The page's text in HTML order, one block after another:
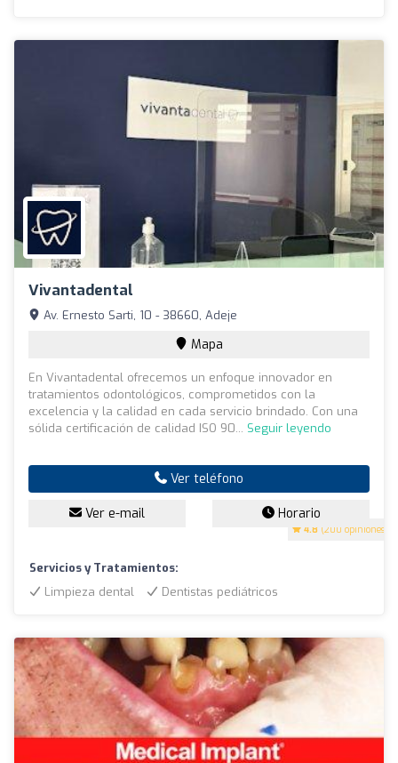
Vivantadental
4.8 (200 opiniones)
Av. Ernesto Sarti, 10 - 38660, Adeje
Mapa
En Vivantadental ofrecemos un enfoque innovador en
tratamientos odontológicos, comprometidos con la
excelencia y la calidad en cada servicio brindado. Con una
sólida certificación de calidad ISO 90... Seguir leyendo
Ver teléfono
Ver e-mail Horario
Servicios y Tratamientos:
Limpieza dental
Dentistas pediátricos